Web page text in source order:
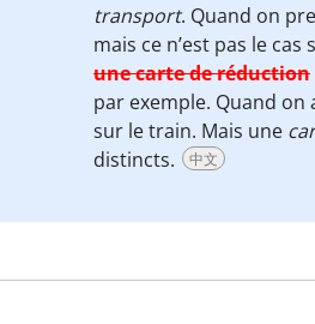
transport. Quand on
mais ce n’est pas le
une carte de réduction
par exemple. Quand on
sur le train. Mais une
distincts.
中文